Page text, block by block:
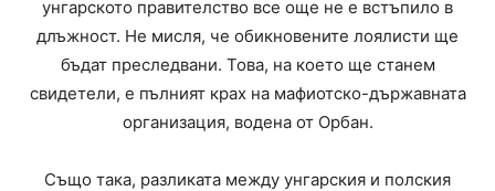
унгарското правителство все още не е встъпило в
длъжност. Не мисля, че обикновените лоялисти ще
бъдат преследвани. Това, на което ще станем
свидетели, е пълният крах на мафиотско-държавната
организация, водена от Орбан.
Също така, разликата между унгарския и полския